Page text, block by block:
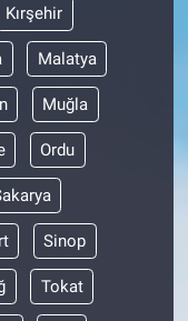
Kırşehir
Malatya
Muğla
Ordu
Sinop
Tokat